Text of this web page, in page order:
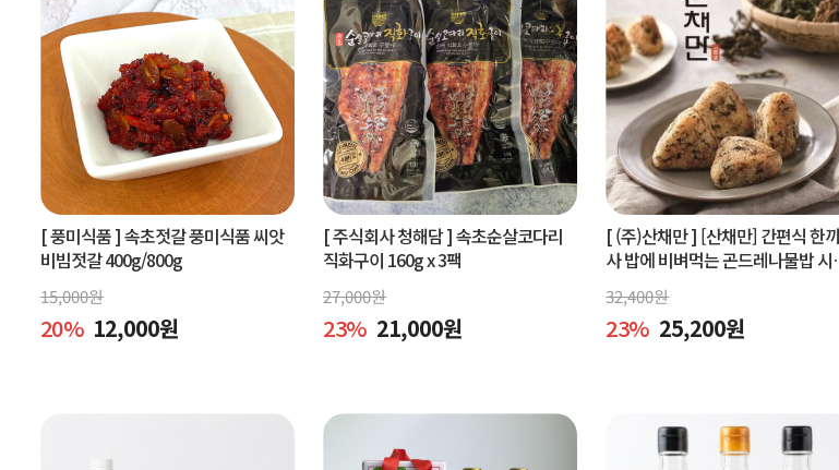
[ 풍미식품 ]속초젓갈 풍미식품 씨앗
비빔젓갈 400g/800g
15,000원
20% 12,000원
[ 주식회사 청해담 ]속초순살코다리
직화구이 160g x 3팩
27,000원
23% 21,000원
[ (주)산채만 ] [산채만] 간편식 한
사 밥에 비벼먹는 곤드레나물밥 시
기비빔밥 비빔소스 비벼요 80g 9봉
32,400원
23% 25,200원